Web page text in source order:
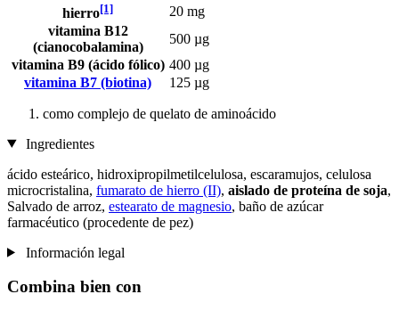
hierro[1]
20 mg
vitamina B12
(cianocobalamina)
500 µg
vitamina B9 (ácido fólico) 400 µg
vitamina B7 (biotina)
125 µg
como complejo de quelato de aminoácido
Ingredientes
ácido esteárico, hidroxipropilmetilcelulosa, escaramujos, celulosa
microcristalina, fumarato de hierro (II), aislado de proteína de soja,
Salvado de arroz, estearato de magnesio, baño de azúcar
farmacéutico (procedente de pez)
Información legal
Combina bien con